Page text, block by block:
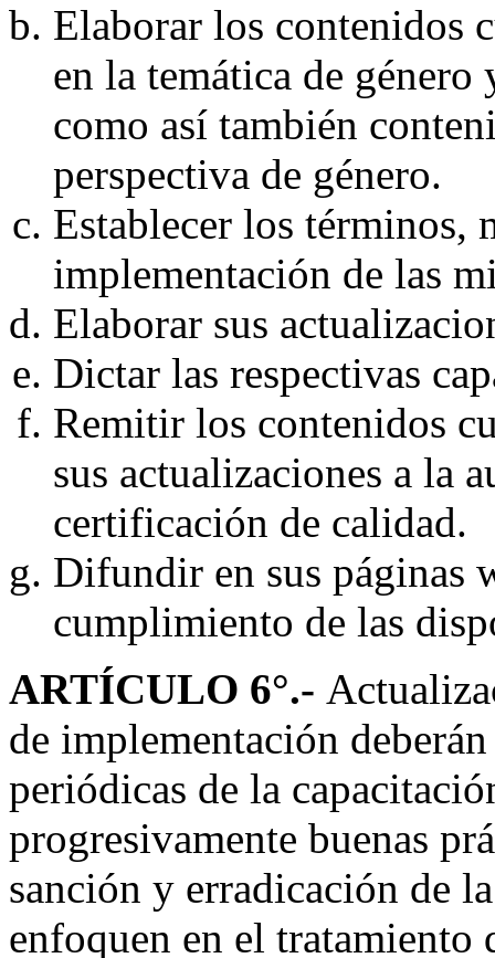
Elaborar los contenidos
en la temática de
como así también
perspectiva de género.
Establecer los términos,
implementación de las
Elaborar sus
Dictar las respectivas
Remitir los contenidos
sus actualizaciones a la
certificación de calidad.
Difundir en sus páginas
cumplimiento de las
ARTÍCULO 6°.-
de implementación
periódicas de la
progresivamente buenas
sanción y erradicación de
enfoquen en el tratamiento